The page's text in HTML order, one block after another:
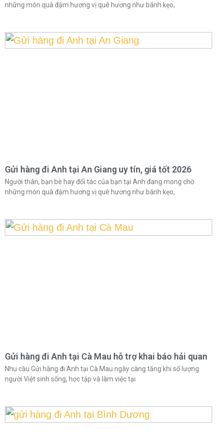
những món quà đậm hương vị quê hương như bánh kẹo,
Gửi hàng đi Anh tại An Giang uy tín, giá tốt 2026
Người thân, bạn bè hay đối tác của bạn tại Anh đang mong chờ
những món quà đậm hương vị quê hương như bánh kẹo,
Gửi hàng đi Anh tại Cà Mau hỗ trợ khai báo hải quan
Nhu cầu Gửi hàng đi Anh tại Cà Mau ngày càng tăng khi số lượng
người Việt sinh sống, học tập và làm việc tại